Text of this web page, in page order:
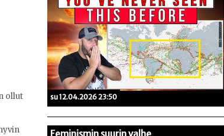
ollut
su 12.04.2026 23:50